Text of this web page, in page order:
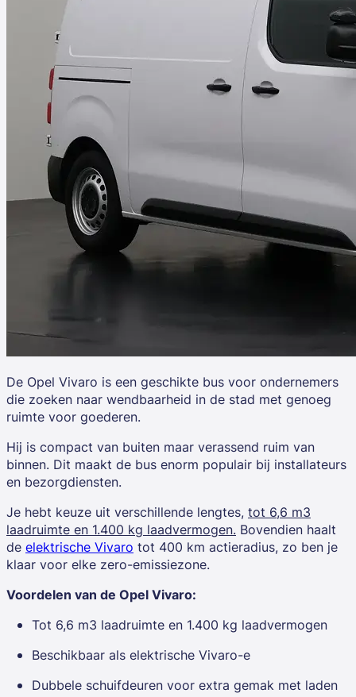
De Opel Vivaro is een geschikte bus voor ondernemers
die zoeken naar wendbaarheid in de stad met genoeg
ruimte voor goederen.
Hij is compact van buiten maar verassend ruim van
binnen. Dit maakt de bus enorm populair bij installateurs
en bezorgdiensten.
Je hebt keuze uit verschillende lengtes, tot 6,6 m3
laadruimte en 1.400 kg laadvermogen. Bovendien haalt
de elektrische Vivaro tot 400 km actieradius, zo ben je
klaar voor elke zero-emissiezone.
Voordelen van de Opel Vivaro:
Tot 6,6 m3 laadruimte en 1.400 kg laadvermogen
Beschikbaar als elektrische Vivaro-e
Dubbele schuifdeuren voor extra gemak met laden